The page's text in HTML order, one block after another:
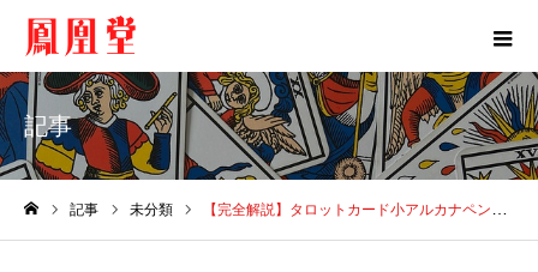
記事
記事 未分類 【完全解説】タロットカード小アルカナペンタクルス｜金運・仕事運を上げる五芒星の秘密とは？